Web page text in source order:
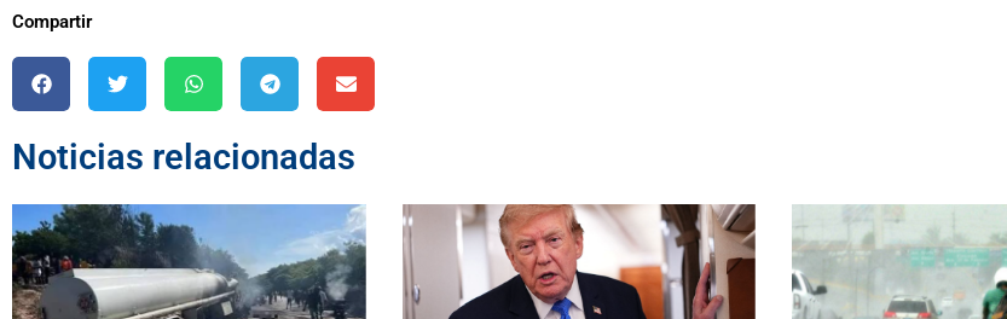
Compartir
Noticias relacionadas